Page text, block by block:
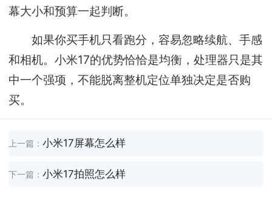
幕大小和预算一起判断。
如果你买手机只看跑分，容易忽略续航、手感
和相机。小米17的优势恰恰是均衡，处理器只是其
中一个强项，不能脱离整机定位单独决定是否购
买。
上一篇：小米17屏幕怎么样
下一篇：小米17拍照怎么样